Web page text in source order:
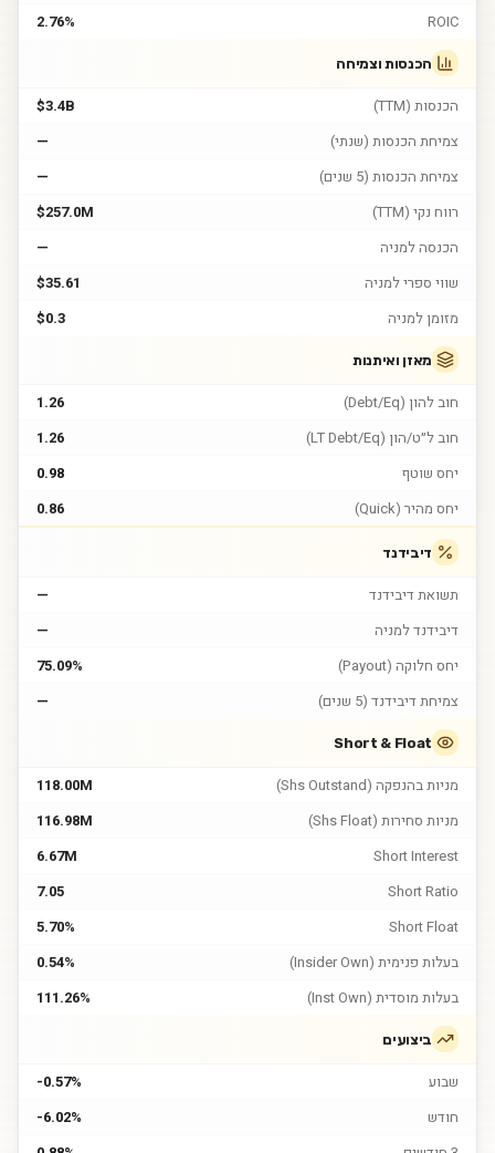
ROIC
2.76%
הכנסות וצמיחה
הכנסות (TTM)
$3.4B
צמיחת הכנסות (שנתי)
—
צמיחת הכנסות (5 שנים)
—
רווח נקי (TTM)
$257.0M
הכנסה למניה
—
שווי ספרי למניה
$35.61
מזומן למניה
$0.3
מאזן ואיתנות
חוב להון (Debt/Eq)
1.26
חוב ל״ט/הון (LT Debt/Eq)
1.26
יחס שוטף
0.98
יחס מהיר (Quick)
0.86
דיבידנד
תשואת דיבידנד
—
דיבידנד למניה
—
יחס חלוקה (Payout)
75.09%
צמיחת דיבידנד (5 שנים)
—
Short & Float
מניות בהנפקה (Shs Outstand)
118.00M
מניות סחירות (Shs Float)
116.98M
Short Interest
6.67M
Short Ratio
7.05
Short Float
5.70%
בעלות פנימית (Insider Own)
0.54%
בעלות מוסדית (Inst Own)
111.26%
ביצועים
שבוע
-0.57%
חודש
-6.02%